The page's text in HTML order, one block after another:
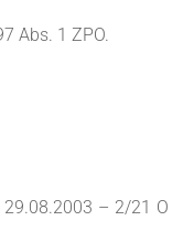
Abs. 1 ZPO.
– 2/21 O